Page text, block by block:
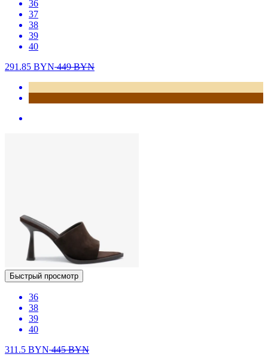
36
37
38
39
40
291.85 BYN449BYN
Быстрый просмотр
36
38
39
40
311.5 BYN445BYN